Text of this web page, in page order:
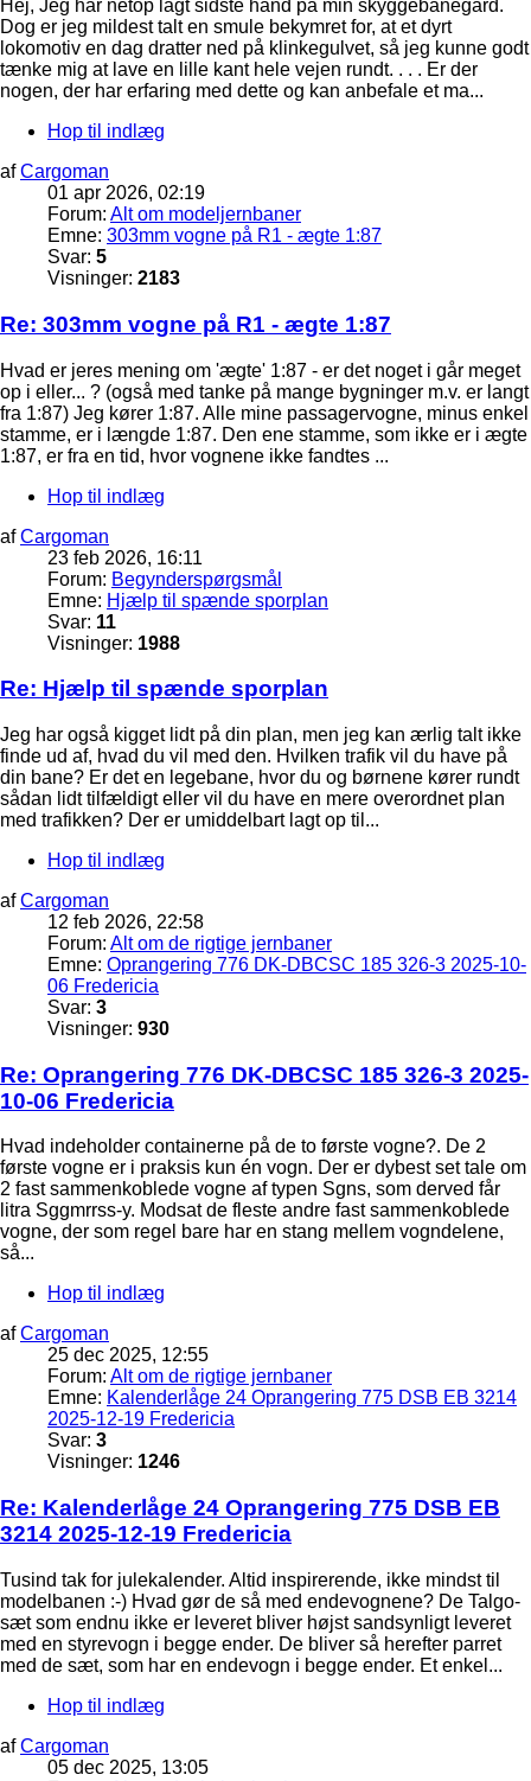
Hej, Jeg har netop lagt sidste hånd på min skyggebanegård.
Dog er jeg mildest talt en smule bekymret for, at et dyrt
lokomotiv en dag dratter ned på klinkegulvet, så jeg kunne godt
tænke mig at lave en lille kant hele vejen rundt. . . . Er der
nogen, der har erfaring med dette og kan anbefale et ma...
Hop til indlæg
afCargoman
01 apr 2026, 02:19
Forum: Alt om modeljernbaner
Emne: 303mm vogne på R1 - ægte 1:87
Svar: 5
Visninger: 2183
Re: 303mm vogne på R1 - ægte 1:87
Hvad er jeres mening om 'ægte' 1:87 - er det noget i går meget
op i eller... ? (også med tanke på mange bygninger m.v. er langt
fra 1:87) Jeg kører 1:87. Alle mine passagervogne, minus enkel
stamme, er i længde 1:87. Den ene stamme, som ikke er i ægte
1:87, er fra en tid, hvor vognene ikke fandtes ...
Hop til indlæg
afCargoman
23 feb 2026, 16:11
Forum: Begynderspørgsmål
Emne: Hjælp til spænde sporplan
Svar: 11
Visninger: 1988
Re: Hjælp til spænde sporplan
Jeg har også kigget lidt på din plan, men jeg kan ærlig talt ikke
finde ud af, hvad du vil med den. Hvilken trafik vil du have på
din bane? Er det en legebane, hvor du og børnene kører rundt
sådan lidt tilfældigt eller vil du have en mere overordnet plan
med trafikken? Der er umiddelbart lagt op til...
Hop til indlæg
afCargoman
12 feb 2026, 22:58
Forum: Alt om de rigtige jernbaner
Emne: Oprangering 776 DK-DBCSC 185 326-3 2025-10-
06 Fredericia
Svar: 3
Visninger: 930
Re: Oprangering 776 DK-DBCSC 185 326-3 2025-
10-06 Fredericia
Hvad indeholder containerne på de to første vogne?. De 2
første vogne er i praksis kun én vogn. Der er dybest set tale om
2 fast sammenkoblede vogne af typen Sgns, som derved får
litra Sggmrrss-y. Modsat de fleste andre fast sammenkoblede
vogne, der som regel bare har en stang mellem vogndelene,
så...
Hop til indlæg
afCargoman
25 dec 2025, 12:55
Forum: Alt om de rigtige jernbaner
Emne: Kalenderlåge 24 Oprangering 775 DSB EB 3214
2025-12-19 Fredericia
Svar: 3
Visninger: 1246
Re: Kalenderlåge 24 Oprangering 775 DSB EB
3214 2025-12-19 Fredericia
Tusind tak for julekalender. Altid inspirerende, ikke mindst til
modelbanen :-) Hvad gør de så med endevognene? De Talgo-
sæt som endnu ikke er leveret bliver højst sandsynligt leveret
med en styrevogn i begge ender. De bliver så herefter parret
med de sæt, som har en endevogn i begge ender. Et enkel...
Hop til indlæg
afCargoman
05 dec 2025, 13:05